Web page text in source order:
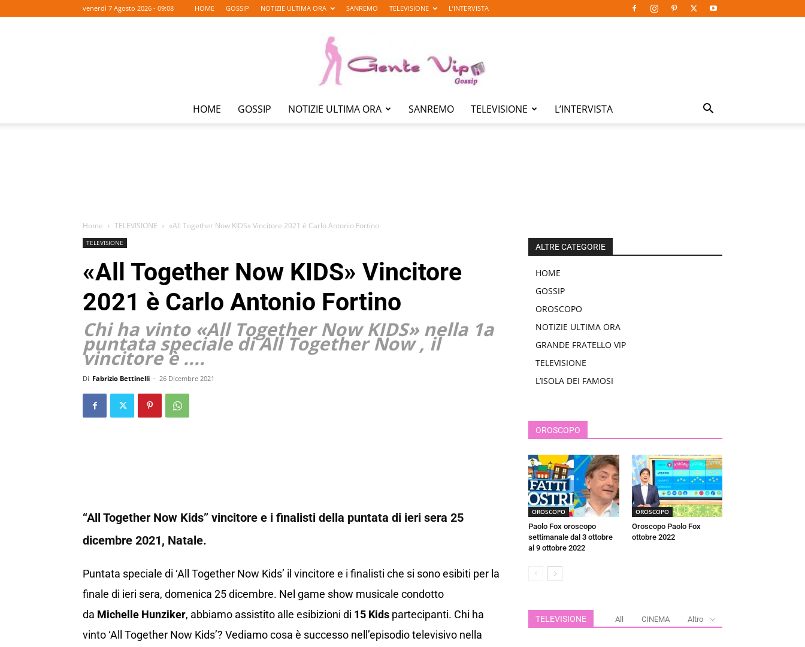
venerdì 7 Agosto 2026 - 09:08 HOME GOSSIP NOTIZIE ULTIMA ORA SANREMO TELEVISIONE L’INTERVISTA
HOME GOSSIP NOTIZIE ULTIMA ORA SANREMO TELEVISIONE L’INTERVISTA
Home TELEVISIONE «All Together Now KIDS» Vincitore 2021 è Carlo Antonio Fortino
TELEVISIONE
«All Together Now KIDS» Vincitore
2021 è Carlo Antonio Fortino
Chi ha vinto «All Together Now KIDS» nella 1a
puntata speciale di All Together Now , il
vincitore è ....
Di Fabrizio Bettinelli - 26 Dicembre 2021
“All Together Now Kids” vincitore e i finalisti della puntata di ieri sera 25
dicembre 2021, Natale.
Puntata speciale di ‘All Together Now Kids’ il vincitore e i finalisti che si sono esibiti per la
finale di ieri sera, domenica 25 dicembre. Nel game show musicale condotto
da Michelle Hunziker, abbiamo assistito alle esibizioni di 15 Kids partecipanti. Chi ha
vinto ‘All Together Now Kids’? Vediamo cosa è successo nell’episodio televisivo nella
ALTRE CATEGORIE
HOME
GOSSIP
OROSCOPO
NOTIZIE ULTIMA ORA
GRANDE FRATELLO VIP
TELEVISIONE
L’ISOLA DEI FAMOSI
OROSCOPO
OROSCOPO
Paolo Fox oroscopo
settimanale dal 3 ottobre
al 9 ottobre 2022
OROSCOPO
Oroscopo Paolo Fox
ottobre 2022
TELEVISIONE All CINEMA Altro